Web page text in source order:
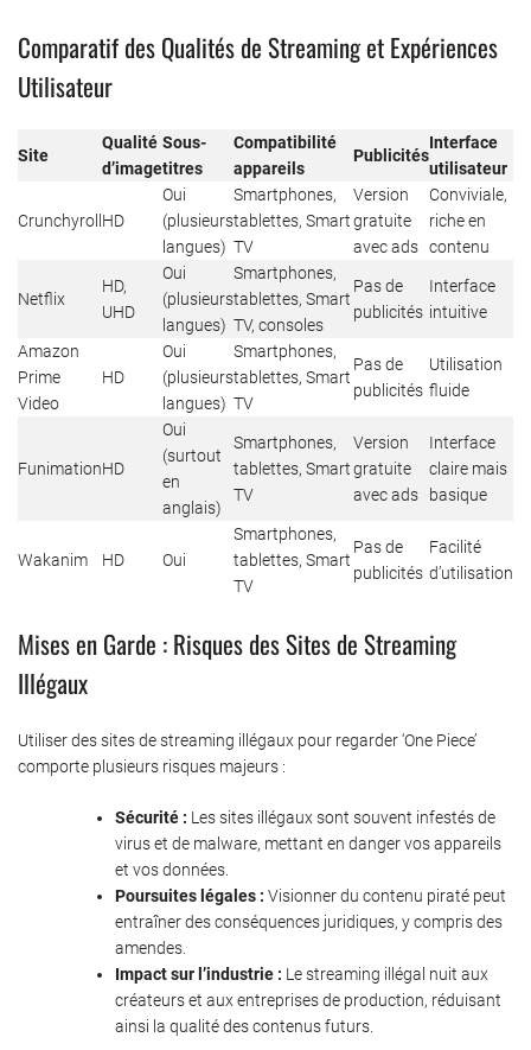
Comparatif des Qualités de Streaming et Expériences
Utilisateur
Site
Qualité
d’image
Sous-
titres
Compatibilité
appareils
Publicités
Interface
utilisateur
Crunchyroll HD
Oui
(plusieurs
langues)
Smartphones,
tablettes, Smart
TV
Version
gratuite
avec ads
Conviviale,
riche en
contenu
Netflix
HD,
UHD
Oui
(plusieurs
langues)
Smartphones,
tablettes, Smart
TV, consoles
Pas de
publicités
Interface
intuitive
Amazon
Prime
Video
HD
Oui
(plusieurs
langues)
Smartphones,
tablettes, Smart
TV
Pas de
publicités
Utilisation
fluide
FunimationHD
Oui
(surtout
en
anglais)
Smartphones,
tablettes, Smart
TV
Version
gratuite
avec ads
Interface
claire mais
basique
Wakanim HD Oui
Smartphones,
tablettes, Smart
TV
Pas de
publicités
Facilité
d’utilisation
Mises en Garde : Risques des Sites de Streaming
Illégaux
Utiliser des sites de streaming illégaux pour regarder ‘One Piece’
comporte plusieurs risques majeurs :
Sécurité : Les sites illégaux sont souvent infestés de
virus et de malware, mettant en danger vos appareils
et vos données.
Poursuites légales : Visionner du contenu piraté peut
entraîner des conséquences juridiques, y compris des
amendes.
Impact sur l’industrie : Le streaming illégal nuit aux
créateurs et aux entreprises de production, réduisant
ainsi la qualité des contenus futurs.